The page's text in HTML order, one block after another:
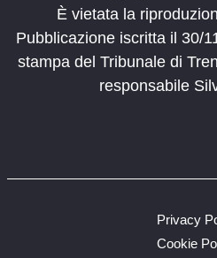
È vietata la
Pubblicazione iscritta il 30/
stampa del Tribunale di
responsabile
Privacy
Cookie